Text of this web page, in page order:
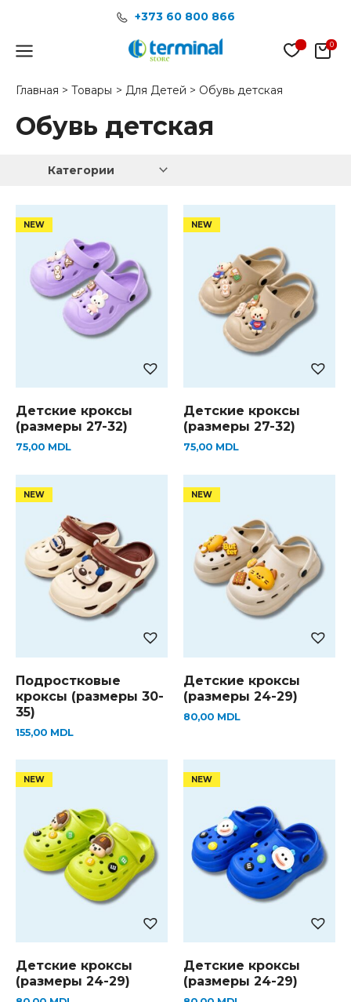
содержимому
+373 60 800 866
Main
Главная Товары Для Детей Обувь детская
Обувь детская
Категории
Детские кроксы
(размеры 27-32)
75,00 MDL
Детские кроксы
(размеры 27-32)
75,00 MDL
Подростковые
кроксы (размеры 30-
35)
155,00 MDL
Детские кроксы
(размеры 24-29)
80,00 MDL
Детские кроксы
(размеры 24-29)
Детские кроксы
(размеры 24-29)